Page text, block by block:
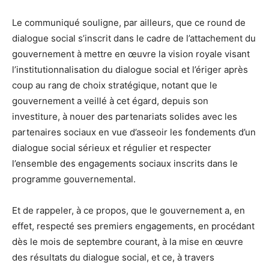
Le communiqué souligne, par ailleurs, que ce round de
dialogue social s’inscrit dans le cadre de l’attachement du
gouvernement à mettre en œuvre la vision royale visant
l’institutionnalisation du dialogue social et l’ériger après
coup au rang de choix stratégique, notant que le
gouvernement a veillé à cet égard, depuis son
investiture, à nouer des partenariats solides avec les
partenaires sociaux en vue d’asseoir les fondements d’un
dialogue social sérieux et régulier et respecter
l’ensemble des engagements sociaux inscrits dans le
programme gouvernemental.
Et de rappeler, à ce propos, que le gouvernement a, en
effet, respecté ses premiers engagements, en procédant
dès le mois de septembre courant, à la mise en œuvre
des résultats du dialogue social, et ce, à travers